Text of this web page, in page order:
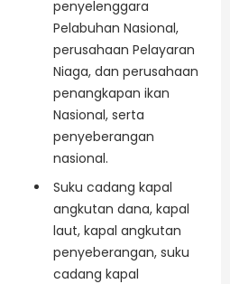
penyelenggara
Pelabuhan Nasional,
perusahaan Pelayaran
Niaga, dan perusahaan
penangkapan ikan
Nasional, serta
penyeberangan
nasional.
Suku cadang kapal
angkutan dana, kapal
laut, kapal angkutan
penyeberangan, suku
cadang kapal